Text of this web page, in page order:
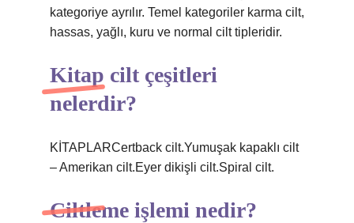
kategoriye ayrılır. Temel kategoriler karma cilt,
hassas, yağlı, kuru ve normal cilt tipleridir.
Kitap cilt çeşitleri
nelerdir?
KİTAPLARCertback cilt.Yumuşak kapaklı cilt
– Amerikan cilt.Eyer dikişli cilt.Spiral cilt.
Ciltleme işlemi nedir?